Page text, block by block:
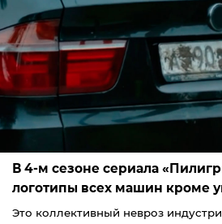
В 4-м сезоне сериала
логотипы всех машин кроме
Это коллективный невроз